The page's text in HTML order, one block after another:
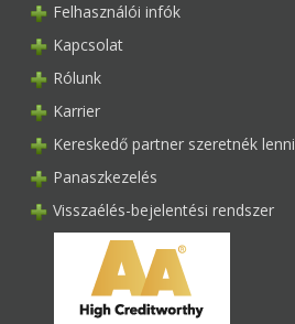
Felhasználói infók
Kapcsolat
Rólunk
Karrier
Kereskedő partner szeretnék lenni
Panaszkezelés
Visszaélés-bejelentési rendszer